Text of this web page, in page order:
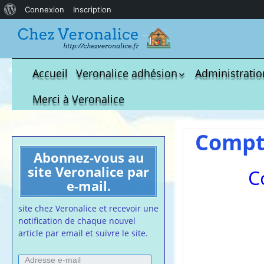
Accueil
Veronalice adhésion
Qui est-elle ?
Adhésion demandes
S.M.I.C et
Convention
Collective
Lettres Types
Projet
Merci à Veronalice
Abonnez-vous au
site Veronalice par
e-mail.
site chez Veronalice et recevoir une
notification de chaque nouvel
article par email et suivre le site.
Adresse
propos
Connexion Inscription